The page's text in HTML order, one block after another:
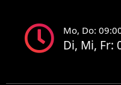
Mo, Do:
Di, Mi, Fr: